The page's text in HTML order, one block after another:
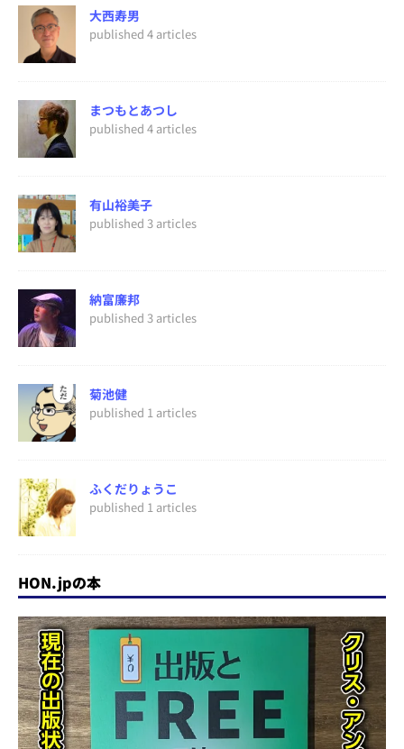
大西寿男
published 4 articles
まつもとあつし
published 4 articles
有山裕美子
published 3 articles
納富廉邦
published 3 articles
菊池健
published 1 articles
ふくだりょうこ
published 1 articles
HON.jpの本